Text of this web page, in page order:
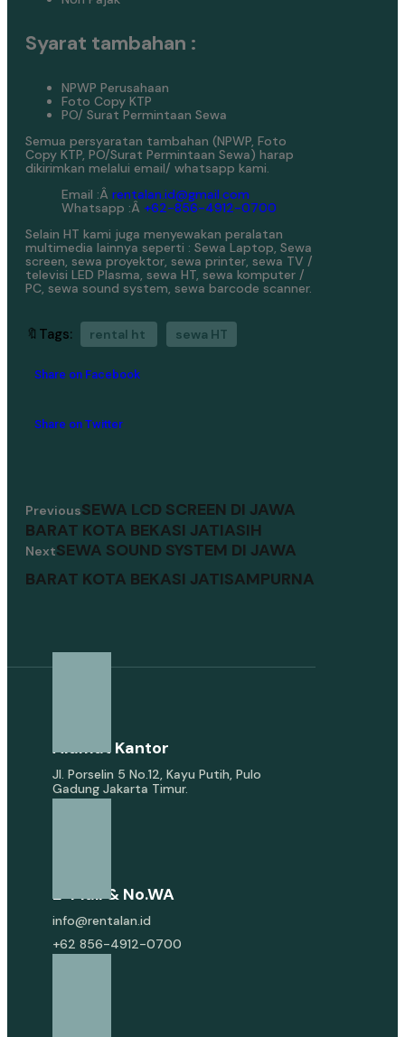
Syarat tambahan :
NPWP Perusahaan
Foto Copy KTP
PO/ Surat Permintaan Sewa
Semua persyaratan tambahan (NPWP, Foto
Copy KTP, PO/Surat Permintaan Sewa) harap
dikirimkan melalui email/ whatsapp kami.
Email :Â rentalan.id@gmail.com
Whatsapp :Â +62-856-4912-0700
Selain HT kami juga menyewakan peralatan
multimedia lainnya seperti : Sewa Laptop, Sewa
screen, sewa proyektor, sewa printer, sewa TV /
televisi LED Plasma, sewa HT, sewa komputer /
PC, sewa sound system, sewa barcode scanner.
🔖Tags: rental ht sewa HT
Share on Facebook
Share on Twitter
PreviousSEWA LCD SCREEN DI JAWA
BARAT KOTA BEKASI JATIASIH
NextSEWA SOUND SYSTEM DI JAWA
BARAT KOTA BEKASI JATISAMPURNA
Alamat Kantor
Jl. Porselin 5 No.12, Kayu Putih, Pulo
Gadung Jakarta Timur.
E-Mail & No.WA
info@rentalan.id
+62 856-4912-0700